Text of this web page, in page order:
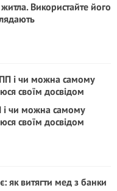
Використайте його
і чи можна самому
своїм досвідом